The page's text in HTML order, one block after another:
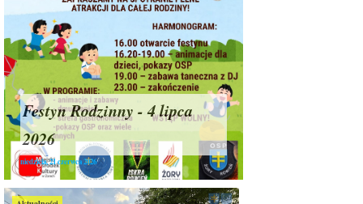
Festyn Rodzinny - 4 lipca
2026
niedziela, 21 czerwca 2026